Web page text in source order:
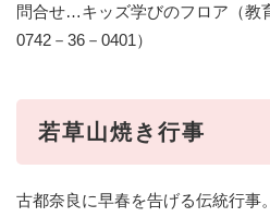
問合せ…キッズ学びのフロア（教
0742－36－0401）
若草山焼き行事
古都奈良に早春を告げる伝統行事